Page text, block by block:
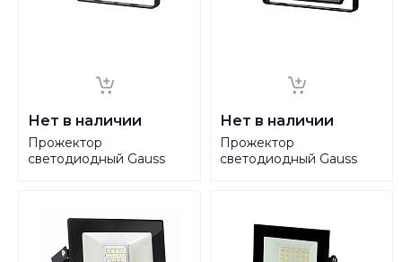
Нет в наличии
Прожектор
светодиодный Gauss
Нет в наличии
Прожектор
светодиодный Gauss